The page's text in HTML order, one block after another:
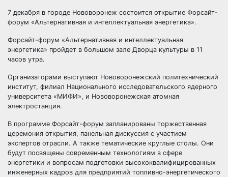
7 декабря в городе Нововоронеж состоится открытие Форсайт-
форум «Альтернативная и интеллектуальная энергетика».
Форсайт-форум «Альтернативная и интеллектуальная
энергетика» пройдет в большом зале Дворца культуры в 11
часов утра.
Организаторами выступают Нововоронежский политехнический
институт, филиал Национального исследовательского ядерного
университета «МИФИ», и Нововоронежская атомная
электростанция.
В программе Форсайт-форум запланированы торжественная
церемония открытия, панельная дискуссия с участием
экспертов отрасли. А также тематические круглые столы. Они
будут посвящены современным технологиям в сфере
энергетики и вопросам подготовки высококвалифицированных
инженерных кадров для предприятий топливно-энергетического